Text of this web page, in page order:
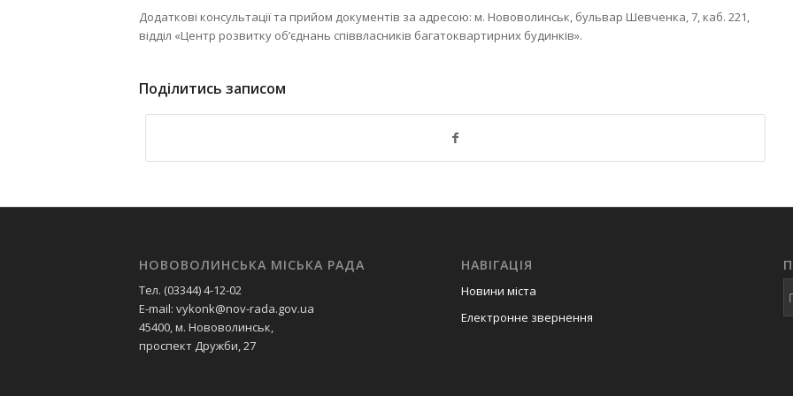
Додаткові консультації та прийом документів за адресою: м. Нововолинськ, бульвар Шевченка, 7, каб. 221,
відділ «Центр розвитку об’єднань співвласників багатоквартирних будинків».
Поділитись записом
НОВОВОЛИНСЬКА МІСЬКА РАДА
Тел. (03344) 4-12-02
E-mail: vykonk@nov-rada.gov.ua
45400, м. Нововолинськ,
проспект Дружби, 27
НАВІГАЦІЯ
Новини міста
Електронне звернення